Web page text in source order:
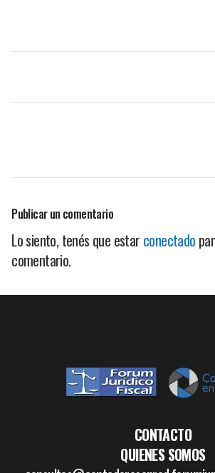
Publicar un comentario
Lo siento, tenés que estar conectado
comentario.
CONTACTO
QUIENES SOMOS